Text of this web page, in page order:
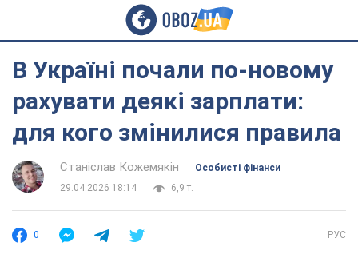
В Україні почали по-новому
рахувати деякі зарплати:
для кого змінилися правила
Станіслав Кожемякін
Особисті фінанси
29.04.2026 18:14
6,9 т.
0 РУС